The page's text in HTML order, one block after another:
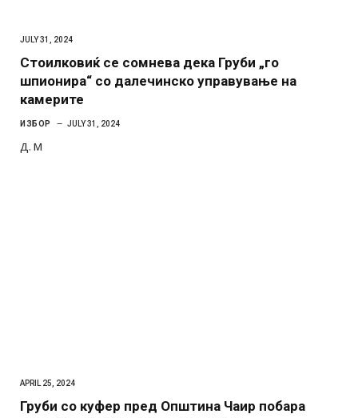
JULY 31, 2024
Стоилковиќ се сомнева дека Груби „го
шпионира“ со далечинско управување на
камерите
ИЗБОР JULY 31, 2024
Д. М
APRIL 25, 2024
Груби со куфер пред Општина Чаир побара